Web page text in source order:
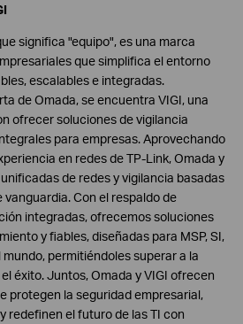
significa "equipo", es una marca
que simplifica el entorno
escalables e integradas.
de Omada, se encuentra VIGI, una
ofrecer soluciones de vigilancia
para empresas. Aprovechando
en redes de TP-Link, Omada y
de redes y vigilancia basadas
vanguardia. Con el respaldo de
integradas, ofrecemos soluciones
y fiables, diseñadas para MSP, SI,
permitiéndoles superar a la
éxito. Juntos, Omada y VIGI ofrecen
protegen la seguridad empresarial,
redefinen el futuro de las TI con